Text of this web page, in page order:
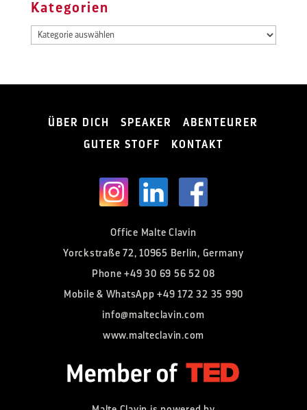
Kategorien
Kategorien
ÜBER DICH SPEAKER
ABENTEURER
GUTER STOFF
KONTAKT
Office Malte Clavin
Yorckstraße 72, 10965 Berlin, Germany
Phone+49 30 69 56 52 08
Mobile & WhatsApp+49 172 32 35 990
info@malteclavin.com
www.malteclavin.com